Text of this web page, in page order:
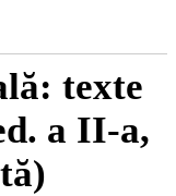
texte
a II-a,